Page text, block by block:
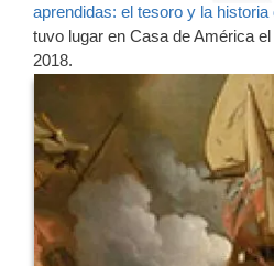
aprendidas: el tesoro y la
tuvo lugar en Casa de América
2018.